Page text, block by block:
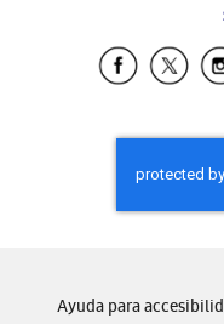
Ayuda para